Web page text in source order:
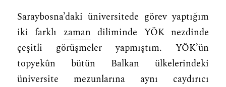
Saraybosna’daki üniversitede görev yaptığım
iki farklı zaman diliminde YÖK nezdinde
çeşitli görüşmeler yapmıştım. YÖK’ün
topyekûn bütün Balkan ülkelerindeki
üniversite mezunlarına aynı caydırıcı